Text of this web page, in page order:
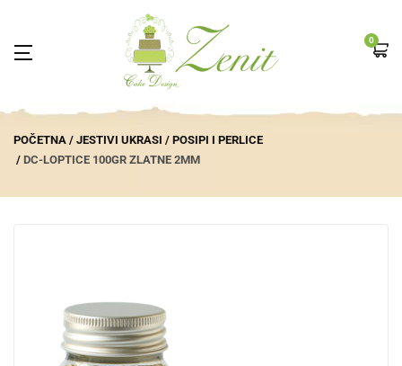
0
POČETNA JESTIVI UKRASI
POSIPI I PERLICE
DC-LOPTICE 100GR ZLATNE 2MM